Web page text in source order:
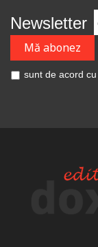
Newsletter
sunt de acord cu